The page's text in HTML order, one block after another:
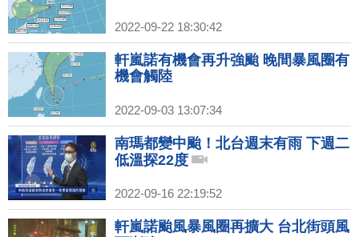
2022-09-22 18:30:42
軒嵐諾有機會再升強颱 晚間暴風圈有
機會觸陸
2022-09-03 13:07:34
南瑪都變中颱！北台週末有雨 下週二
低溫探22度
2022-09-16 22:19:52
軒嵐諾颱風暴風圈再擴大 台北街頭風